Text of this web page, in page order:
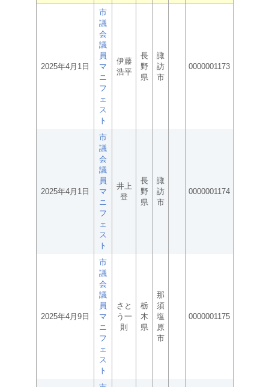
2025年4月1日
市
議
会
議
員
マ
ニ
フ
ェ
ス
ト
伊藤
浩平
長
野
県
諏
訪
市
0000001173
2025年4月1日
市
議
会
議
員
マ
ニ
フ
ェ
ス
ト
井上
登
長
野
県
諏
訪
市
0000001174
2025年4月9日
市
議
会
議
員
マ
ニ
フ
ェ
ス
ト
さと
う一
則
栃
木
県
那
須
塩
原
市
0000001175